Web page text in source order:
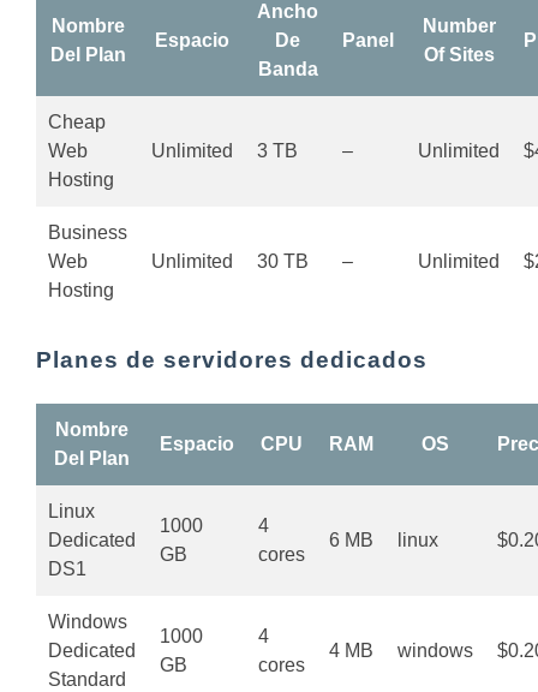
Nombre
Del Plan
Espacio
Ancho
De
Banda
Panel
Number
Of Sites
Cheap
Web
Hosting
Unlimited 3 TB – Unlimited
Business
Web
Hosting
Unlimited 30 TB – Unlimited
Planes de servidores dedicados
Nombre
Del Plan
Espacio CPU RAM OS
Linux
Dedicated
DS1
1000
GB
4
cores
6 MB linux
Windows
Dedicated
Standard
1000
GB
4
cores
4 MB windows